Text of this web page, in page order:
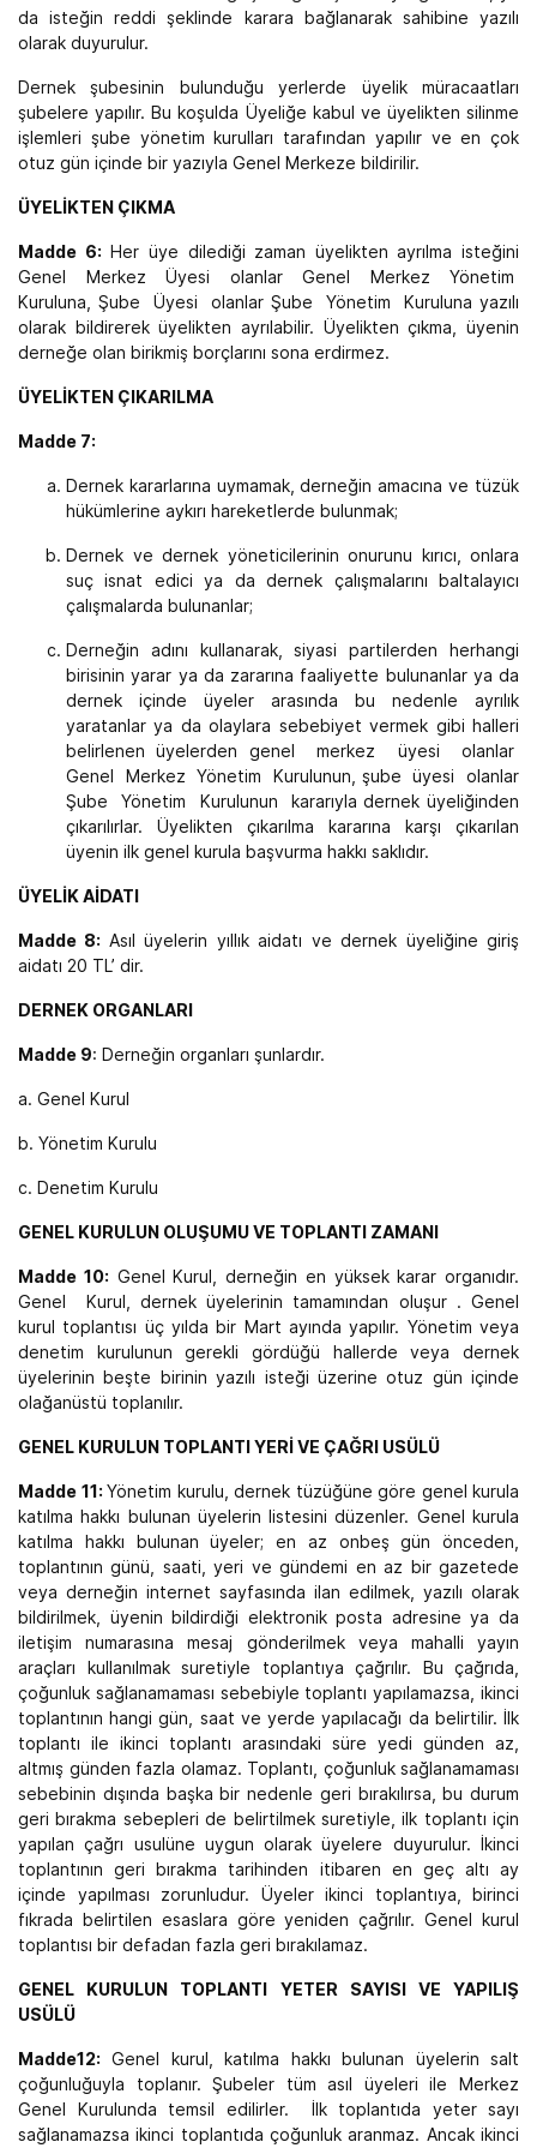
da isteğin reddi şeklinde karara bağlanarak sahibine yazılı
olarak duyurulur.
Dernek şubesinin bulunduğu yerlerde üyelik müracaatları
şubelere yapılır. Bu koşulda Üyeliğe kabul ve üyelikten silinme
işlemleri şube yönetim kurulları tarafından yapılır ve en çok
otuz gün içinde bir yazıyla Genel Merkeze bildirilir.
ÜYELİKTEN ÇIKMA
Madde 6: Her üye dilediği zaman üyelikten ayrılma isteğini
Genel Merkez Üyesi olanlar Genel Merkez Yönetim
Kuruluna, Şube Üyesi olanlar Şube Yönetim Kuruluna yazılı
olarak bildirerek üyelikten ayrılabilir. Üyelikten çıkma, üyenin
derneğe olan birikmiş borçlarını sona erdirmez.
ÜYELİKTEN ÇIKARILMA
Madde 7:
Dernek kararlarına uymamak, derneğin amacına ve tüzük
hükümlerine aykırı hareketlerde bulunmak;
Dernek ve dernek yöneticilerinin onurunu kırıcı, onlara
suç isnat edici ya da dernek çalışmalarını baltalayıcı
çalışmalarda bulunanlar;
Derneğin adını kullanarak, siyasi partilerden herhangi
birisinin yarar ya da zararına faaliyette bulunanlar ya da
dernek içinde üyeler arasında bu nedenle ayrılık
yaratanlar ya da olaylara sebebiyet vermek gibi halleri
belirlenen üyelerden genel merkez üyesi olanlar
Genel Merkez Yönetim Kurulunun, şube üyesi olanlar
Şube Yönetim Kurulunun kararıyla dernek üyeliğinden
çıkarılırlar. Üyelikten çıkarılma kararına karşı çıkarılan
üyenin ilk genel kurula başvurma hakkı saklıdır.
ÜYELİK AİDATI
Madde 8: Asıl üyelerin yıllık aidatı ve dernek üyeliğine giriş
aidatı 20 TL’ dir.
DERNEK ORGANLARI
Madde 9: Derneğin organları şunlardır.
a. Genel Kurul
b. Yönetim Kurulu
c. Denetim Kurulu
GENEL KURULUN OLUŞUMU VE TOPLANTI ZAMANI
Madde 10: Genel Kurul, derneğin en yüksek karar organıdır.
Genel Kurul, dernek üyelerinin tamamından oluşur . Genel
kurul toplantısı üç yılda bir Mart ayında yapılır. Yönetim veya
denetim kurulunun gerekli gördüğü hallerde veya dernek
üyelerinin beşte birinin yazılı isteği üzerine otuz gün içinde
olağanüstü toplanılır.
GENEL KURULUN TOPLANTI YERİ VE ÇAĞRI USÜLÜ
Madde 11: Yönetim kurulu, dernek tüzüğüne göre genel kurula
katılma hakkı bulunan üyelerin listesini düzenler. Genel kurula
katılma hakkı bulunan üyeler; en az onbeş gün önceden,
toplantının günü, saati, yeri ve gündemi en az bir gazetede
veya derneğin internet sayfasında ilan edilmek, yazılı olarak
bildirilmek, üyenin bildirdiği elektronik posta adresine ya da
iletişim numarasına mesaj gönderilmek veya mahalli yayın
araçları kullanılmak suretiyle toplantıya çağrılır. Bu çağrıda,
çoğunluk sağlanamaması sebebiyle toplantı yapılamazsa, ikinci
toplantının hangi gün, saat ve yerde yapılacağı da belirtilir. İlk
toplantı ile ikinci toplantı arasındaki süre yedi günden az,
altmış günden fazla olamaz. Toplantı, çoğunluk sağlanamaması
sebebinin dışında başka bir nedenle geri bırakılırsa, bu durum
geri bırakma sebepleri de belirtilmek suretiyle, ilk toplantı için
yapılan çağrı usulüne uygun olarak üyelere duyurulur. İkinci
toplantının geri bırakma tarihinden itibaren en geç altı ay
içinde yapılması zorunludur. Üyeler ikinci toplantıya, birinci
fıkrada belirtilen esaslara göre yeniden çağrılır. Genel kurul
toplantısı bir defadan fazla geri bırakılamaz.
GENEL KURULUN TOPLANTI YETER SAYISI VE YAPILIŞ
USÜLÜ
Madde12: Genel kurul, katılma hakkı bulunan üyelerin salt
çoğunluğuyla toplanır. Şubeler tüm asıl üyeleri ile Merkez
Genel Kurulunda temsil edilirler. İlk toplantıda yeter sayı
sağlanamazsa ikinci toplantıda çoğunluk aranmaz. Ancak ikinci